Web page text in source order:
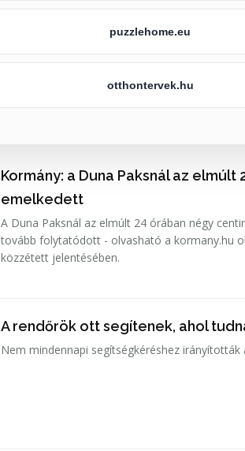
puzzlehome.eu
otthontervek.hu
Kormány: a Duna Paksnál az
emelkedett
A Duna Paksnál az elmúlt 24 órában négy
tovább folytatódott - olvasható a kormany.hu
közzétett jelentésében.
A rendőrök ott segítenek, ahol
Nem mindennapi segítségkéréshez irányították